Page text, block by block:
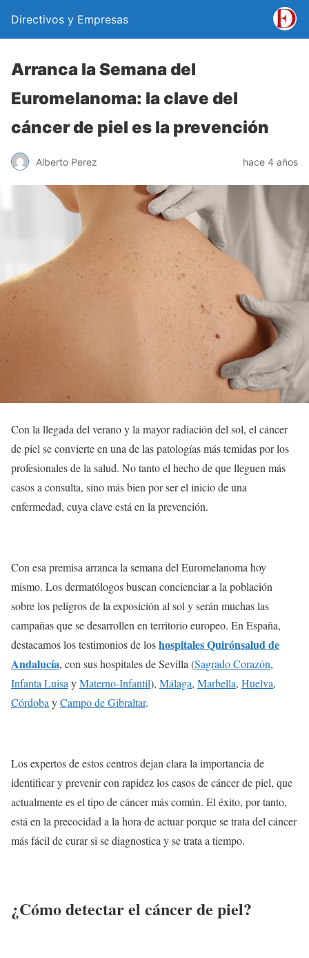
Directivos y Empresas
Arranca la Semana del
Euromelanoma: la clave del
cáncer de piel es la prevención
Alberto Perez hace 4 años
Con la llegada del verano y la mayor radiación del sol, el cáncer
de piel se convierte en una de las patologías más temidas por los
profesionales de la salud. No tanto el hecho de que lleguen más
casos a consulta, sino más bien por ser el inicio de una
enfermedad, cuya clave está en la prevención.
Con esa premisa arranca la semana del Euromelanoma hoy
mismo. Los dermatólogos buscan concienciar a la población
sobre los peligros de la exposición al sol y serán muchas las
campañas que se desarrollen en territorio europeo. En España,
destacamos los testimonios de loshospitales Quirónsalud de
Andalucía, con sus hospitales de Sevilla (Sagrado Corazón,
Infanta Luisa yMaterno-Infantil), Málaga, Marbella, Huelva,
Córdoba yCampo de Gibraltar.
Los expertos de estos centros dejan clara la importancia de
identificar y prevenir con rapidez los casos de cáncer de piel, que
actualmente es el tipo de cáncer más común. El éxito, por tanto,
está en la precocidad a la hora de actuar porque se trata del cáncer
más fácil de curar si se diagnostica y se trata a tiempo.
¿Cómo detectar el cáncer de piel?